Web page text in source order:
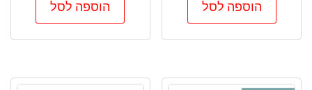
הוספה לסל הוספה לסל